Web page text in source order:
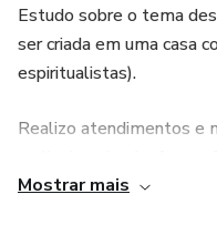
Estudo sobre o tema
ser criada em uma casa
espiritualistas).
Realizo atendimentos e
alunos.
Mostrar mais